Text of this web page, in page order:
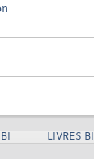
LIVRES BI